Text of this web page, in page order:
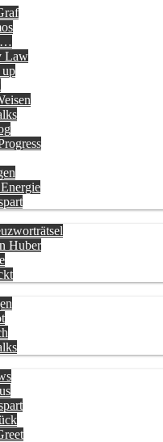
…
Law
Huber